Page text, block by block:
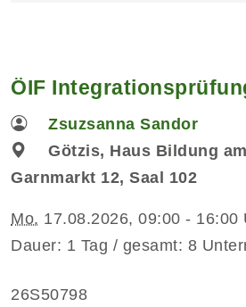
ÖIF
Zsuzsanna Sandor
Götzis, Haus Bildung
Garnmarkt 12, Saal 102
Mo. 17.08.2026, 09:00 - 16:00
Dauer: 1 Tag / gesamt: 8
26S50798